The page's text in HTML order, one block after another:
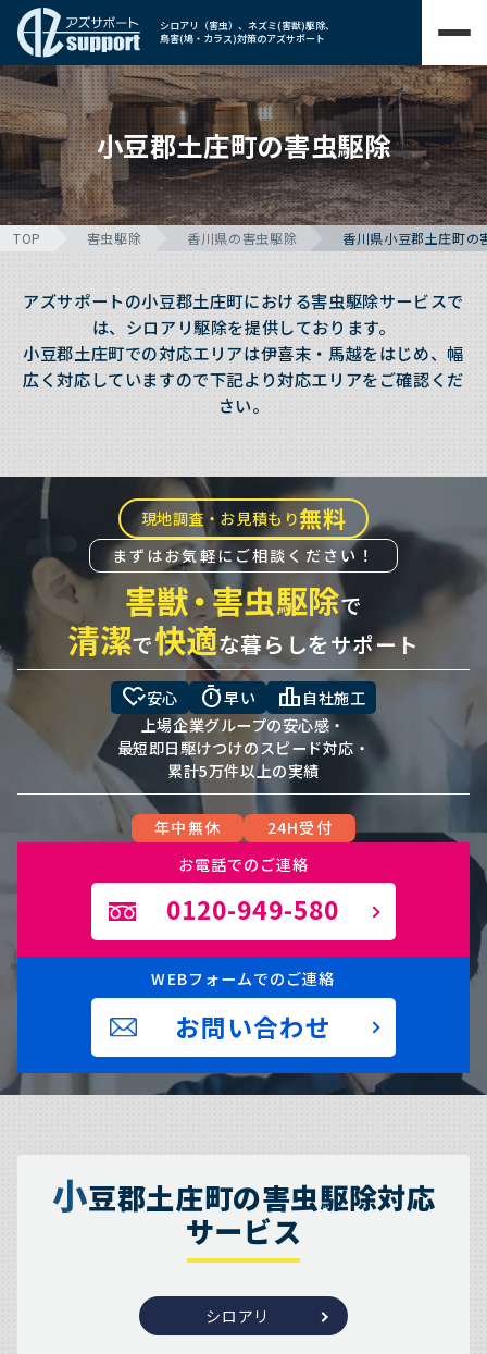
シロアリ（害虫）、ネズミ(害獣)駆除、
鳥害(鳩・カラス)対策のアズサポート
小豆郡土庄町の害虫駆除
TOP 害虫駆除 香川県の害虫駆除 香川県小豆郡土庄町の
アズサポートの小豆郡土庄町における害虫駆除サービスで
は、シロアリ駆除を提供しております。
小豆郡土庄町での対応エリアは伊喜末・馬越をはじめ、幅
広く対応していますので下記より対応エリアをご確認くだ
さい。
現地調査・お見積もり無料
まずはお気軽にご相談ください！
害獣・害虫駆除で
清潔で快適な暮らしをサポート
heart_check安心 timer早い leaderboard 自社施工
上場企業グループの安心感・
最短即日駆けつけのスピード対応・
累計5万件以上の実績
年中無休
24H受付
お電話でのご連絡
0120-949-580
WEBフォームでのご連絡
お問い合わせ
小豆郡土庄町の害虫駆除対応
サービス
シロアリ